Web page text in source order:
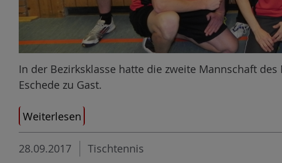
In der Bezirksklasse hatte die zweite Mannschaft des
Eschede zu Gast.
Weiterlesen
28.09.2017 Tischtennis